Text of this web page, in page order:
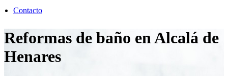
Contacto
Reformas de baño en Alcalá de
Henares